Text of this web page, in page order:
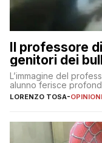
Il professore
genitori dei
L’immagine del
alunno ferisce
LORENZO TOSA-OPINIONI